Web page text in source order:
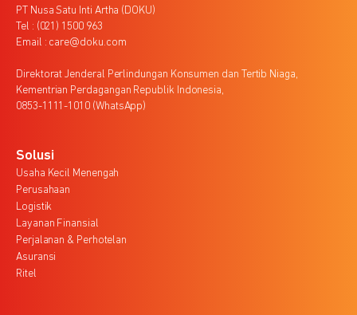
PT Nusa Satu Inti Artha (DOKU)
Tel : (021) 1500 963
Email : care@doku.com
Direktorat Jenderal Perlindungan Konsumen dan Tertib Niaga,
Kementrian Perdagangan Republik Indonesia,
0853-1111-1010 (WhatsApp)
Solusi
Usaha Kecil Menengah
Perusahaan
Logistik
Layanan Finansial
Perjalanan & Perhotelan
Asuransi
Ritel